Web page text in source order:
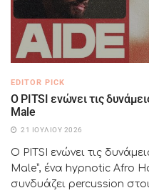
EDITOR PICK
Ο PITSI ενώνει τις
Male
21 ΙΟΥΛΊΟΥ 2026
Ο PITSI ενώνει τις
Male”, ένα hypnotic Afro
συνδυάζει percussion